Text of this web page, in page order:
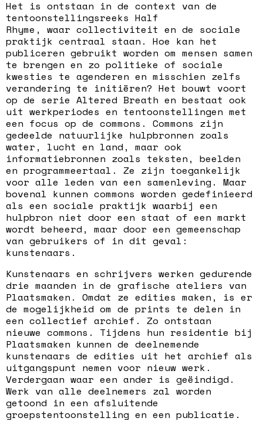
Het is ontstaan in de context van de
tentoonstellingsreeks Half
Rhyme, waar collectiviteit en de sociale
praktijk centraal staan. Hoe kan het
publiceren gebruikt worden om mensen samen
te brengen en zo politieke of sociale
kwesties te agenderen en misschien zelfs
verandering te initiëren? Het bouwt voort
op de serie Altered Breath en bestaat ook
uit werkperiodes en tentoonstellingen met
een focus op de commons. Commons zijn
gedeelde natuurlijke hulpbronnen zoals
water, lucht en land, maar ook
informatiebronnen zoals teksten, beelden
en programmeertaal. Ze zijn toegankelijk
voor alle leden van een samenleving. Maar
bovenal kunnen commons worden gedefinieerd
als een sociale praktijk waarbij een
hulpbron niet door een staat of een markt
wordt beheerd, maar door een gemeenschap
van gebruikers of in dit geval:
kunstenaars.
Kunstenaars en schrijvers werken gedurende
drie maanden in de grafische ateliers van
Plaatsmaken. Omdat ze edities maken, is er
de mogelijkheid om de prints te delen in
een collectief archief. Zo ontstaan
nieuwe commons. Tijdens hun residentie bij
Plaatsmaken kunnen de deelnemende
kunstenaars de edities uit het archief als
uitgangspunt nemen voor nieuw werk.
Verdergaan waar een ander is geëindigd.
Werk van alle deelnemers zal worden
getoond in een afsluitende
groepstentoonstelling en een publicatie.